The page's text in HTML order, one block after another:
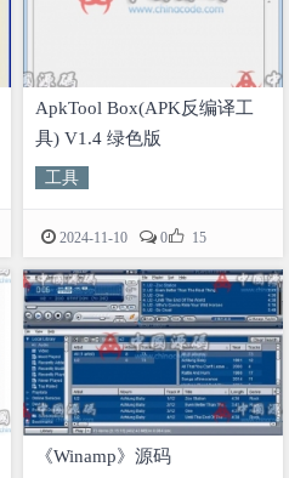
ApkTool Box(APK反编译工
具) V1.4 绿色版
工具
2024-11-10 0 15
《Winamp》源码